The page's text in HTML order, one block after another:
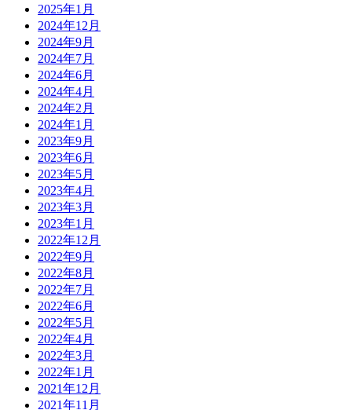
2025年1月
2024年12月
2024年9月
2024年7月
2024年6月
2024年4月
2024年2月
2024年1月
2023年9月
2023年6月
2023年5月
2023年4月
2023年3月
2023年1月
2022年12月
2022年9月
2022年8月
2022年7月
2022年6月
2022年5月
2022年4月
2022年3月
2022年1月
2021年12月
2021年11月